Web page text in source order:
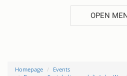
OPEN
Homepage
Events